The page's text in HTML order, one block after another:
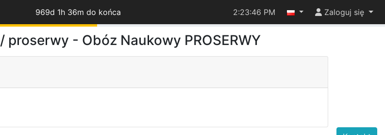
969d 1h 36m do końca 2:23:46 PM Zaloguj się
/ proserwy - Obóz Naukowy PROSERWY